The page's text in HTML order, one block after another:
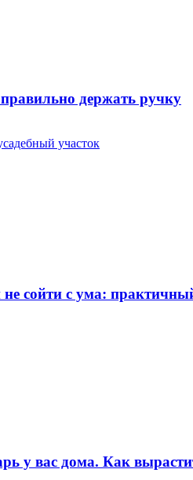
держать ручку
участок
не сойти с ума:
у вас дома. Как